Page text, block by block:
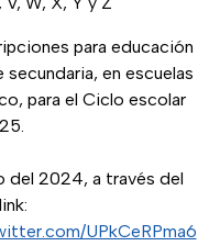
para educación
secundaria, en escuelas
para el Ciclo escolar
del 2024, a través del
UPkCeRPma6